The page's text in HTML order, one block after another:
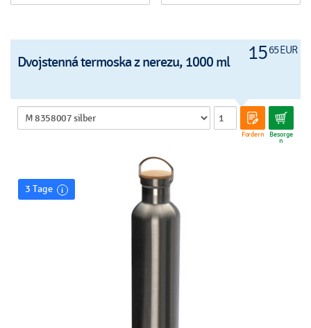
1565 EUR
Dvojstenná termoska z nerezu, 1000 ml
Fordern Besorge
n
3 Tage